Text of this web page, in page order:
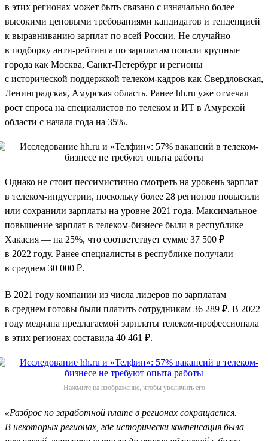
в этих регионах может быть связано с изначально более
высокими ценовыми требованиями кандидатов и тенденцией
к выравниванию зарплат по всей России. Не случайно
в подборку анти-рейтинга по зарплатам попали крупные
города как Москва, Санкт-Петербург и регионы
с исторической поддержкой телеком-кадров как Свердловская,
Ленинградская, Амурская область. Ранее hh.ru уже отмечал
рост спроса на специалистов по телеком и ИТ в Амурской
области с начала года на 35%.
Однако не стоит пессимистично смотреть на уровень зарплат
в телеком-индустрии, поскольку более 28 регионов повысили
или сохранили зарплаты на уровне 2021 года. Максимальное
повышение зарплат в телеком-бизнесе были в республике
Хакасия — на 25%, что соответствует сумме 37 500 ₽
в 2022 году. Ранее специалисты в республике получали
в среднем 30 000 ₽.
В 2021 году компании из числа лидеров по зарплатам
в среднем готовы были платить сотрудникам 36 289 ₽. В 2022
году медиана предлагаемой зарплаты телеком-профессионала
в этих регионах составила 40 461 ₽.
Нажмите на изображение, чтобы увеличить его
«Разброс по заработной плате в регионах сокращается.
В некоторых регионах, где исторически компенсация была